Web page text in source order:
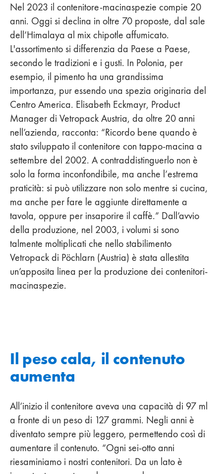
Nel 2023 il contenitore-macinaspezie compie 20
anni. Oggi si declina in oltre 70 proposte, dal sale
dell’Himalaya al mix chipotle affumicato.
L'assortimento si differenzia da Paese a Paese,
secondo le tradizioni e i gusti. In Polonia, per
esempio, il pimento ha una grandissima
importanza, pur essendo una spezia originaria del
Centro America. Elisabeth Eckmayr, Product
Manager di Vetropack Austria, da oltre 20 anni
nell’azienda, racconta: “Ricordo bene quando è
stato sviluppato il contenitore con tappo-macina a
settembre del 2002. A contraddistinguerlo non è
solo la forma inconfondibile, ma anche l’estrema
praticità: si può utilizzare non solo mentre si cucina,
ma anche per fare le aggiunte direttamente a
tavola, oppure per insaporire il caffè.” Dall’avvio
della produzione, nel 2003, i volumi si sono
talmente moltiplicati che nello stabilimento
Vetropack di Pöchlarn (Austria) è stata allestita
un’apposita linea per la produzione dei contenitori-
macinaspezie.
Il peso cala, il contenuto
aumenta
All’inizio il contenitore aveva una capacità di 97 ml
a fronte di un peso di 127 grammi. Negli anni è
diventato sempre più leggero, permettendo così di
aumentare il contenuto. “Ogni sei-otto anni
riesaminiamo i nostri contenitori. Da un lato è